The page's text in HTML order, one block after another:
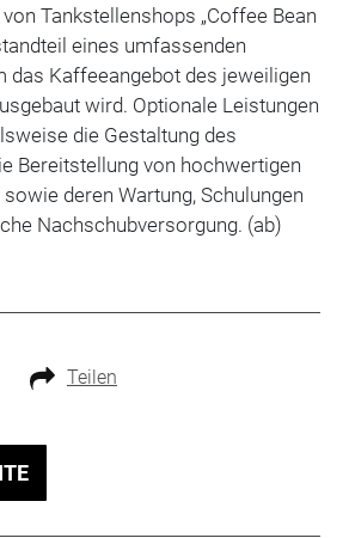
Tankstellenshops „Coffee Bean
eines umfassenden
das Kaffeeangebot des jeweiligen
wird. Optionale Leistungen
die Gestaltung des
Bereitstellung von hochwertigen
deren Wartung, Schulungen
Nachschubversorgung. (ab)
Teilen